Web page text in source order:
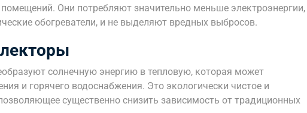
Они потребляют значительно меньше электроэнергии,
обогреватели, и не выделяют вредных выбросов.
солнечную энергию в тепловую, которая может
и горячего водоснабжения. Это экологически чистое и
существенно снизить зависимость от традиционных